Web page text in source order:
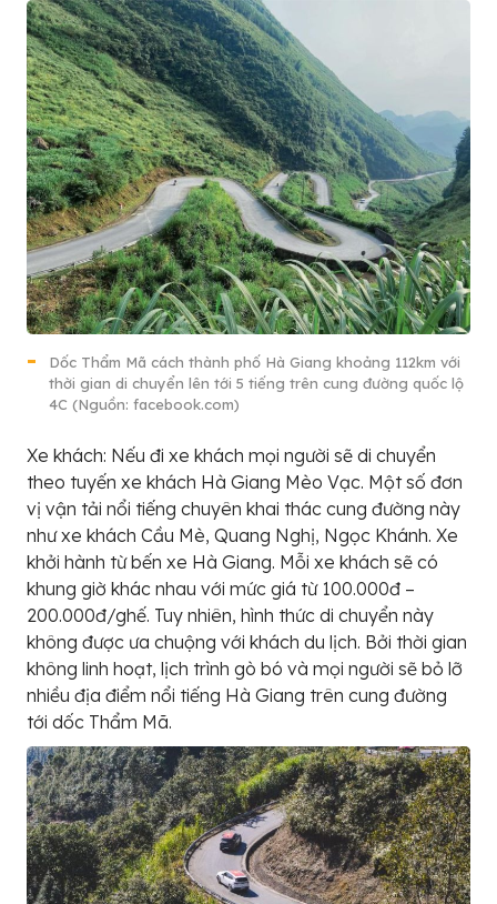
Dốc Thẩm Mã cách thành phố Hà Giang khoảng 112km với
thời gian di chuyển lên tới 5 tiếng trên cung đường quốc lộ
4C (Nguồn: facebook.com)
Xe khách: Nếu đi xe khách mọi người sẽ di chuyển
theo tuyến xe khách Hà Giang Mèo Vạc. Một số đơn
vị vận tải nổi tiếng chuyên khai thác cung đường này
như xe khách Cầu Mè, Quang Nghị, Ngọc Khánh. Xe
khởi hành từ bến xe Hà Giang. Mỗi xe khách sẽ có
khung giờ khác nhau với mức giá từ 100.000đ –
200.000đ/ghế. Tuy nhiên, hình thức di chuyển này
không được ưa chuộng với khách du lịch. Bởi thời gian
không linh hoạt, lịch trình gò bó và mọi người sẽ bỏ lỡ
nhiều địa điểm nổi tiếng Hà Giang trên cung đường
tới dốc Thẩm Mã.